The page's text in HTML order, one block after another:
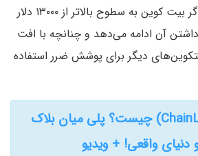
است و ابراز داشته که اگر بیت کوین به سطوح بالا‌تر از ۱۳۰۰۰ دلار
آن ادامه می‌دهد و چنانچه با افت
دیگر برای پوشش ضرر استفاده
چین لینک (ChainLink) چیست؟ پلی میان بلاک
واقعی! + ویدیو